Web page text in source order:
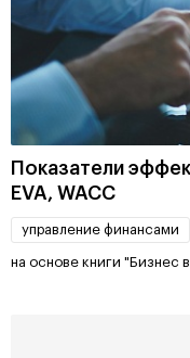
Показатели
EVA, WACC
управление финансами
на основе книги "Бизнес